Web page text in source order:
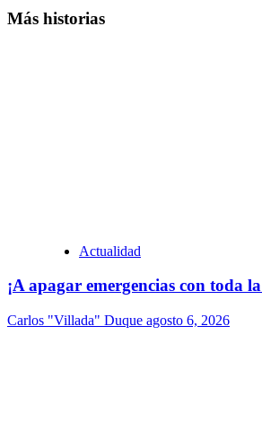
Más historias
Actualidad
¡A apagar emergencias con toda
Carlos "Villada" Duque agosto 6, 2026